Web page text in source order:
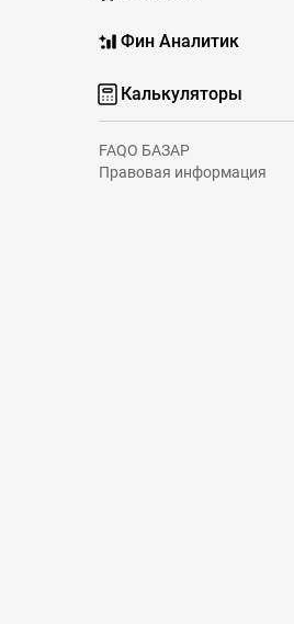
Фин Аналитик
Калькуляторы
FAQО БАЗАР
Правовая информация